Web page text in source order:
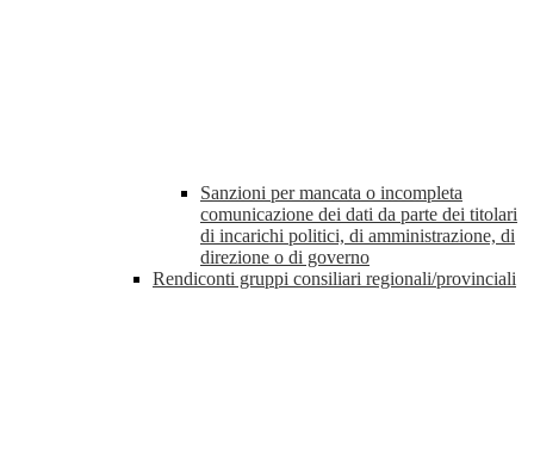
Sanzioni per mancata o incompleta
comunicazione dei dati da parte dei titolari
di incarichi politici, di amministrazione, di
direzione o di governo
Rendiconti gruppi consiliari regionali/provinciali